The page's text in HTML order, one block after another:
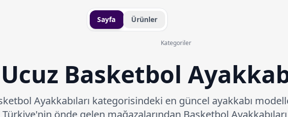
Sayfa Ürünler
Kategoriler
Basketbol
Ayakkabıları kategorisindeki en güncel ayakkabı
Türkiye'nin önde gelen mağazalarından Basketbol